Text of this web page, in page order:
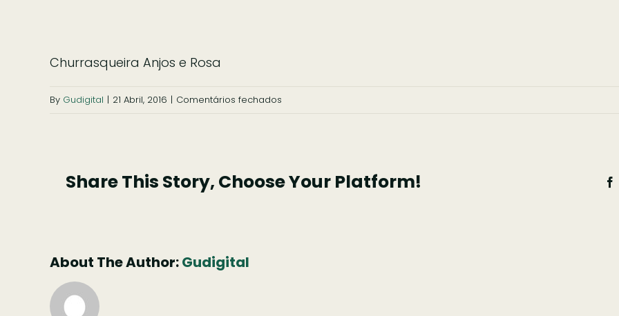
Churrasqueira Anjos e Rosa
By Gudigital | 21 Abril, 2016 | Comentários fechados
Rosa
Share This Story, Choose Your Platform!
About The Author:Gudigital